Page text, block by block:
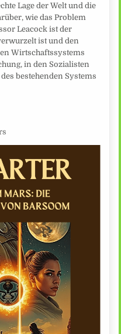
Lage der Welt und die
wie das Problem
Leacock ist der
ist und den
Wirtschaftssystems
in den Sozialisten
bestehenden Systems